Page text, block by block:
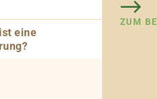
eine
ZUM